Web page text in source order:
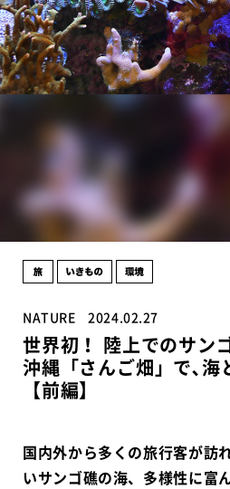
NATURE 2024.02.27
世界初！ 陸上でのサン
沖縄「さんご畑」で､海
【前編】
国内外から多くの旅行客が訪
いサンゴ礁の海、多様性に富